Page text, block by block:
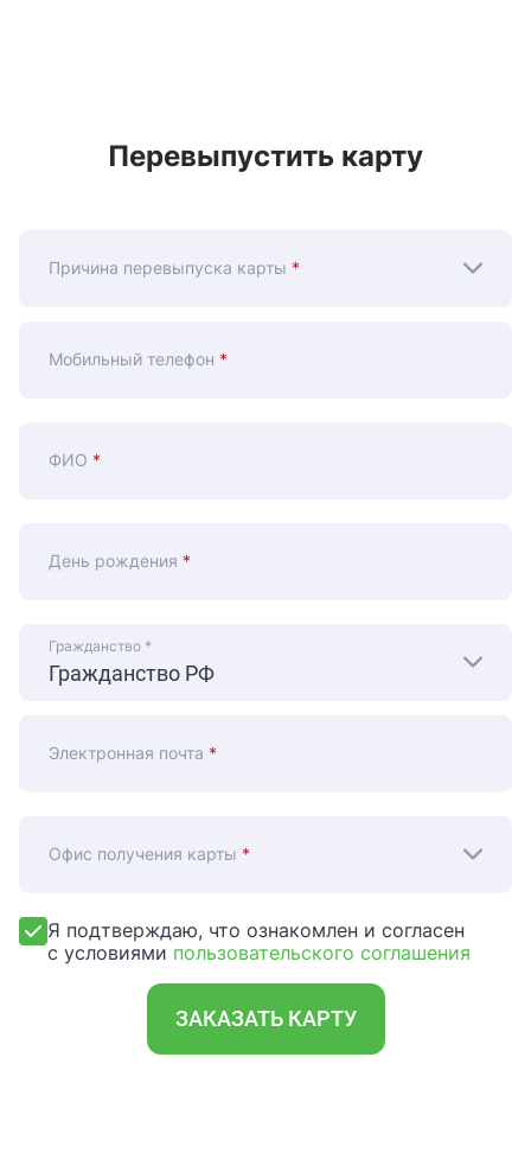
Перевыпустить карту
Причина перевыпуска карты *
Мобильный телефон *
ФИО *
День рождения *
Гражданство *
Электронная почта *
Офис получения карты *
Я подтверждаю, что ознакомлен и согласен
с условиями пользовательского соглашения
ЗАКАЗАТЬ КАРТУ